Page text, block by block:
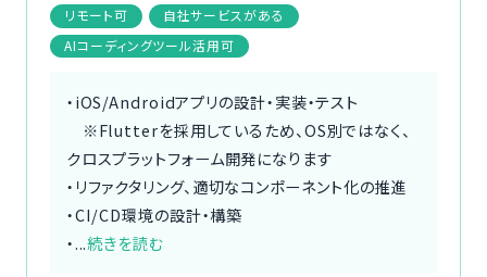
リモート可
自社サービスがある
AIコーディングツール活用可
・iOS/Androidアプリの設計・実装・テスト
※Flutterを採用しているため、OS別ではなく、
クロスプラットフォーム開発になります
・リファクタリング、適切なコンポーネント化の推進
・CI/CD環境の設計・構築
・...続きを読む